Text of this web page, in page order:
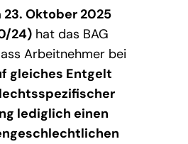
23. Oktober 2025
24)hat das BAG
Arbeitnehmer bei
gleiches Entgelt
lediglich einen